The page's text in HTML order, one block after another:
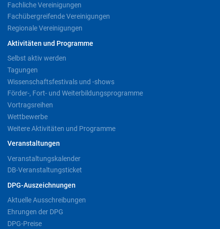
Fachliche Vereinigungen
Fachübergreifende Vereinigungen
Regionale Vereinigungen
Aktivitäten und Programme
Selbst aktiv werden
Tagungen
Wissenschaftsfestivals und -shows
Förder-, Fort- und Weiterbildungsprogramme
Vortragsreihen
Wettbewerbe
Weitere Aktivitäten und Programme
Veranstaltungen
Veranstaltungskalender
DB-Veranstaltungsticket
DPG-Auszeichnungen
Aktuelle Ausschreibungen
Ehrungen der DPG
DPG-Preise